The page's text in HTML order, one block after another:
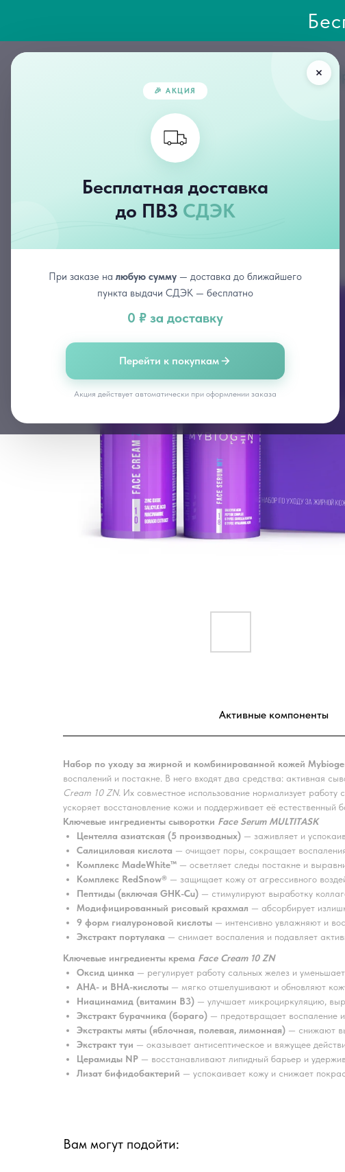
🎉 АКЦИЯ
Бесплатная доставка
до ПВЗ СДЭК
При заказе на любую сумму — доставка до ближайшего
пункта выдачи СДЭК — бесплатно
0 ₽ за доставку
Перейти к покупкам
Акция действует автоматически при оформлении заказа
О
Набор по уходу за жирной кожей
Активные компоненты
Набор по уходу за жирной и комбинированной кожей
воспалений и постакне. В него входят два средства: активная
Cream 10 ZN. Их совместное использование нормализует
ускоряет восстановление кожи и поддерживает её естественный
Ключевые ингредиенты сыворотки Face Serum MULTITASK
Центелла азиатская (5 производных) — заживляет и
Салициловая кислота — очищает поры, сокращает
Комплекс MadeWhite™ — осветляет следы постакне и
Комплекс RedSnow® — защищает кожу от агрессивного
Пептиды (включая GHK-Cu) — стимулируют выработку
Модифицированный рисовый крахмал — абсорбирует
9 форм гиалуроновой кислоты — интенсивно увлажняют и
Экстракт портулака — снимает воспаления и подавляет
Ключевые ингредиенты крема Face Cream 10 ZN
Оксид цинка — регулирует работу сальных желез и
AHA- и BHA-кислоты — мягко отшелушивают и обновляют
Ниацинамид (витамин B3) — улучшает микроциркуляцию,
Экстракт бурачника (бораго) — предотвращает воспаление
Экстракты мяты (яблочная, полевая, лимонная) — снижают
Экстракт туи — оказывает антисептическое и вяжущее
Церамиды NP — восстанавливают липидный барьер и
Лизат бифидобактерий — успокаивает кожу и снижает
Вам могут подойти: